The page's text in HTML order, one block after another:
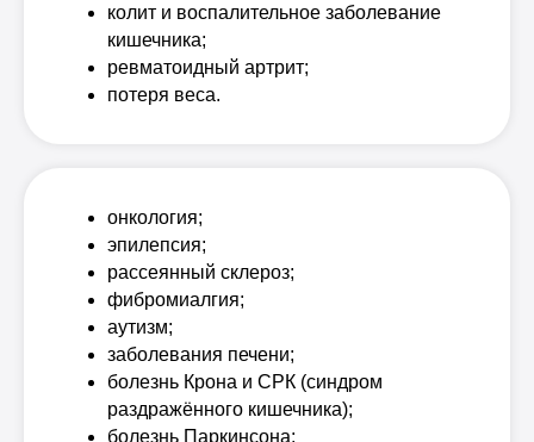
колит и воспалительное заболевание
кишечника;
ревматоидный артрит;
потеря веса.
онкология;
эпилепсия;
рассеянный склероз;
фибромиалгия;
аутизм;
заболевания печени;
болезнь Крона и СРК (синдром
раздражённого кишечника);
болезнь Паркинсона;